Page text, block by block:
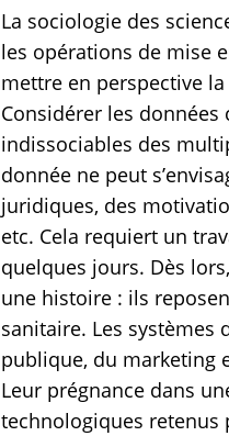
La sociologie des
les opérations de mise
mettre en perspective
Considérer les
indissociables des
donnée ne peut
juridiques, des
etc. Cela requiert un
quelques jours. Dès
une histoire : ils
sanitaire. Les systèmes
publique, du marketing
Leur prégnance dans
technologiques retenus